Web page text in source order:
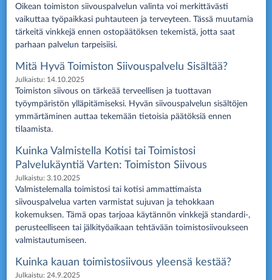
Oikean toimiston siivouspalvelun valinta voi merkittävästi
vaikuttaa työpaikkasi puhtauteen ja terveyteen. Tässä muutamia
tärkeitä vinkkejä ennen ostopäätöksen tekemistä, jotta saat
parhaan palvelun tarpeisiisi.
Mitä Hyvä Toimiston Siivouspalvelu Sisältää?
Julkaistu: 14.10.2025
Toimiston siivous on tärkeää terveellisen ja tuottavan
työympäristön ylläpitämiseksi. Hyvän siivouspalvelun sisältöjen
ymmärtäminen auttaa tekemään tietoisia päätöksiä ennen
tilaamista.
Kuinka Valmistella Kotisi tai Toimistosi
Palvelukäyntiä Varten: Toimiston Siivous
Julkaistu: 3.10.2025
Valmistelemalla toimistosi tai kotisi ammattimaista
siivouspalvelua varten varmistat sujuvan ja tehokkaan
kokemuksen. Tämä opas tarjoaa käytännön vinkkejä standardi-,
perusteelliseen tai jälkityöaikaan tehtävään toimistosiivoukseen
valmistautumiseen.
Kuinka kauan toimistosiivous yleensä kestää?
Julkaistu: 24.9.2025